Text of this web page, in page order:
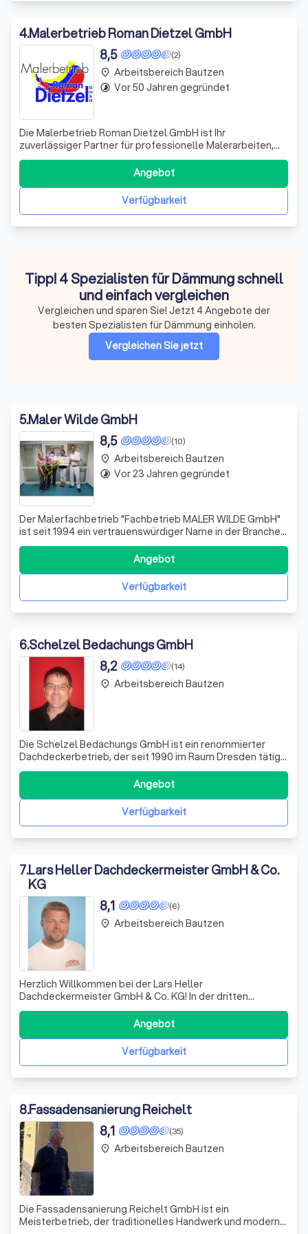
4.Malerbetrieb Roman Dietzel GmbH
(2)
8,5
Die Malerbetrieb Roman Dietzel GmbH ist Ihr
zuverlässiger Partner für professionelle Malerarbeiten,
kreative Wandgestaltung und hochwertige
Sanierungslösungen. Seit 1976 stehen wir für Qualität,
Fachkompetenz und präzise Handwerksarbeit – im Innen-
und Außenbereich. Mit einem erfahrenen Team aus 18
Verfügbarkeit
Angebot
place Arbeitsbereich Bautzen
timelapse Vor 50 Jahren gegründet
Tipp! 4 Spezialisten für Dämmung schnell
und einfach vergleichen
Vergleichen und sparen Sie! Jetzt 4 Angebote der
besten Spezialisten für Dämmung einholen.
Vergleichen Sie jetzt
5.Maler Wilde GmbH
(10)
8,5
Der Malerfachbetrieb "Fachbetrieb MALER WILDE GmbH"
ist seit 1994 ein vertrauenswürdiger Name in der Branche.
Als junge und dynamische Firma sind wir auf sämtliche
Maler- und Tapezierarbeiten spezialisiert und verfügen
über umfangreiche Erfahrung in der Verlegung von
Fußböden sowohl im gewerblichen
Verfügbarkeit
Angebot
place Arbeitsbereich Bautzen
timelapse Vor 23 Jahren gegründet
6.Schelzel Bedachungs GmbH
(14)
8,2
Die Schelzel Bedachungs GmbH ist ein renommierter
Dachdeckerbetrieb, der seit 1990 im Raum Dresden tätig
ist. Unser Name steht für meisterhaftes handwerkliches
Können, fundiertes fachliches Know-how und einen
flexiblen Kundenservice. Wir sind nicht nur als Dachdecker
und Dachklempner tätig, sondern
Verfügbarkeit
Angebot
place Arbeitsbereich Bautzen
7.Lars Heller Dachdeckermeister GmbH & Co.
KG
(6)
8,1
Herzlich Willkommen bei der Lars Heller
Dachdeckermeister GmbH & Co. KG! In der dritten
Generation stehen wir für erstklassige Handwerkskunst
rund ums Dach. Unser engagiertes Team bietet Ihnen ein
umfassendes Spektrum an Dienstleistungen, das von
traditionellen Zimmererarbeiten über Dachdecker- und
Verfügbarkeit
Angebot
place Arbeitsbereich Bautzen
8.Fassadensanierung Reichelt
(35)
8,1
Die Fassadensanierung Reichelt GmbH ist ein
Meisterbetrieb, der traditionelles Handwerk und moderne
place Arbeitsbereich Bautzen